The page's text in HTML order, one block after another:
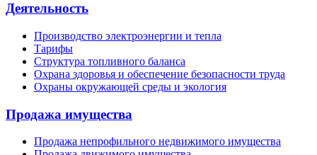
Деятельность
Производство электроэнергии и тепла
Тарифы
Структура топливного баланса
Охрана здоровья и обеспечение безопасности труда
Охраны окружающей среды и экология
Продажа имущества
Продажа непрофильного недвижимого имущества